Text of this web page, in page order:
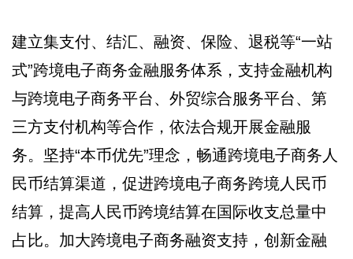
建立集支付、结汇、融资、保险、退税等“一站
式”跨境电子商务金融服务体系，支持金融机构
与跨境电子商务平台、外贸综合服务平台、第
三方支付机构等合作，依法合规开展金融服
务。坚持“本币优先”理念，畅通跨境电子商务人
民币结算渠道，促进跨境电子商务跨境人民币
结算，提高人民币跨境结算在国际收支总量中
占比。加大跨境电子商务融资支持，创新金融